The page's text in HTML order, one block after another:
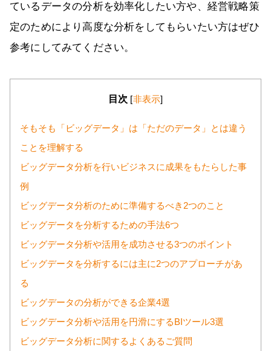
ているデータの分析を効率化したい方や、経営戦略策
定のためにより高度な分析をしてもらいたい方はぜひ
参考にしてみてください。
目次 [非表示]
そもそも「ビッグデータ」は「ただのデータ」とは違う
ことを理解する
ビッグデータ分析を行いビジネスに成果をもたらした事
例
ビッグデータ分析のために準備するべき2つのこと
ビッグデータを分析するための手法6つ
ビッグデータ分析や活用を成功させる3つのポイント
ビッグデータを分析するには主に2つのアプローチがあ
る
ビッグデータの分析ができる企業4選
ビッグデータ分析や活用を円滑にするBIツール3選
ビッグデータ分析に関するよくあるご質問